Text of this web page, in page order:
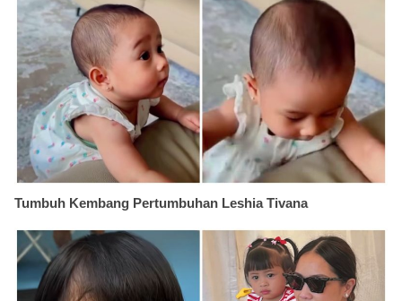
Tumbuh Kembang Pertumbuhan Leshia Tivana